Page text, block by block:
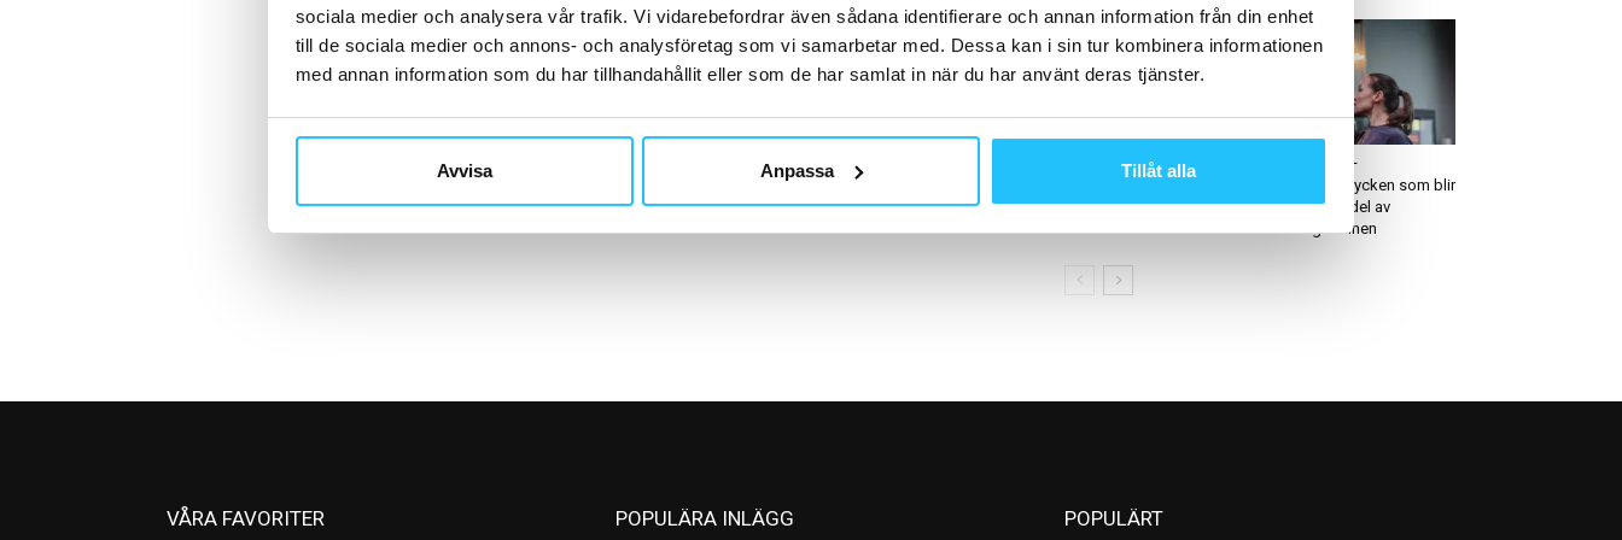
sociala medier och analysera vår trafik. Vi vidarebefordrar även sådana identifierare och annan information från din enhet
till de sociala medier och annons- och analysföretag som vi samarbetar med. Dessa kan i sin tur kombinera informationen
med annan information som du har tillhandahållit eller som de har samlat in när du har använt deras tjänster.
Avvisa Anpassa Tillåt alla
WeightTrainer digitaliserar
Optishake –
funktionsdrycken som blir
en naturlig del av
träningsrutinen
VÅRA FAVORITER POPULÄRA INLÄGG POPULÄRT